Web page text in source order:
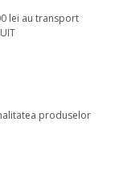
lei au transport
produselor